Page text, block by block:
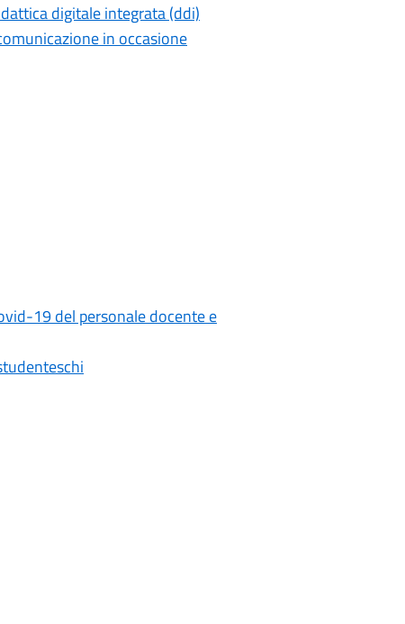
digitale integrata (ddi)
in occasione
19 del personale docente e